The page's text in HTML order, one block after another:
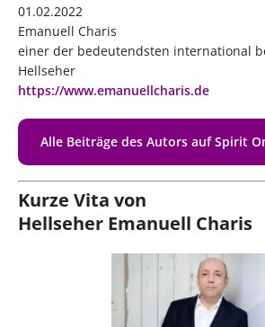
01.02.2022
Emanuell Charis
einer der bedeutendsten international
Hellseher
https://www.emanuellcharis.de
Alle Beiträge des Autors auf Spirit
Kurze Vita von
Hellseher Emanuell Charis